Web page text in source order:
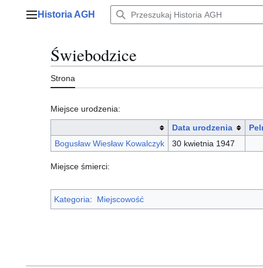
Menu główne
Historia AGH
Świebodzice
Strona
Miejsce urodzenia:
Data urodzenia
Bogusław Wiesław Kowalczyk
30 kwietnia 1947
Miejsce śmierci:
Kategoria: Miejscowość